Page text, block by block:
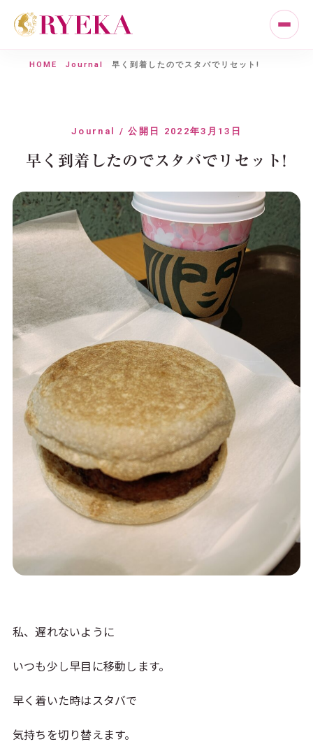
HOME Journal 早く到着したのでスタバでリセット!
Journal / 公開日 2022年3月13日
早く到着したのでスタバでリセット!
私、遅れないように
いつも少し早目に移動します。
早く着いた時はスタバで
気持ちを切り替えます。